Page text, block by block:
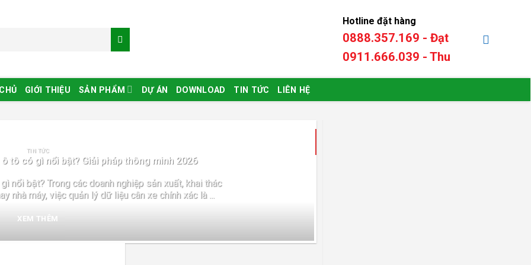
Hotline đặt hàng
0888.357.169 - Đạt
0911.666.039 - Thu
GIỚI THIỆU SẢN PHẨM DỰ ÁN DOWNLOAD TIN TỨC LIÊN HỆ
TIN TỨC
tô có gì nổi bật? Giải pháp thông minh 2026
nổi bật? Trong các doanh nghiệp sản xuất, khai thác
nhà máy, việc quản lý dữ liệu cân xe chính xác là ...
XEM THÊM